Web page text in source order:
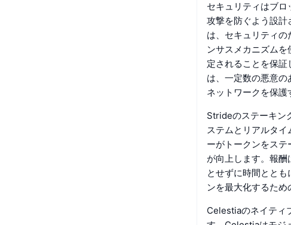
セキュリティはブ
攻撃を防ぐよう設
は、セキュリティ
ンサスメカニズム
定されることを保
は、一定数の悪意の
ネットワークを保護
Strideのステーキン
ステムとリアルタ
ーがトークンをス
が向上します。報
とせずに時間とと
ンを最大化するため
Celestiaのネイティ